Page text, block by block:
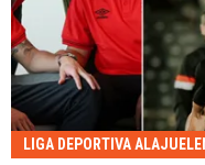
LIGA DEPORTIVA